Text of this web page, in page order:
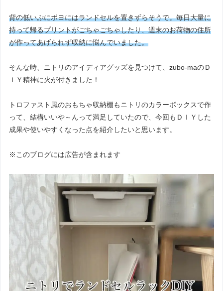
背の低いぷにポヨにはランドセルを置きずらそうで。毎日大量に
持って帰るプリントがごちゃごちゃしたり、週末のお荷物の住所
が作ってあげられず収納に悩んでいました。
そんな時、ニトリのアイディアグッズを見つけて、zubo-maのＤ
ＩＹ精神に火が付きました！
トロファスト風のおもちゃ収納棚もニトリのカラーボックスで作
って、結構いいや～んって満足していたので、今回もＤＩＹした
成果や使いやすくなった点を紹介したいと思います。
※このブログには広告が含まれます